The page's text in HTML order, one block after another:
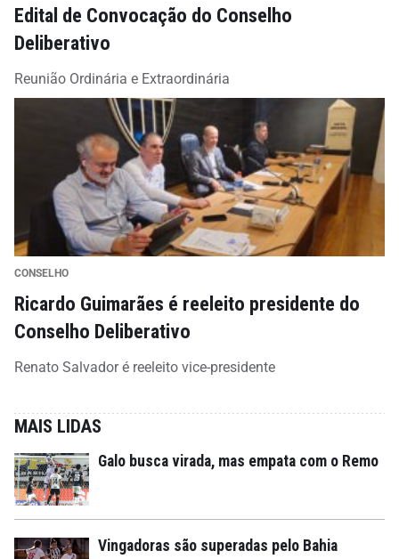
Edital de Convocação do Conselho
Deliberativo
Reunião Ordinária e Extraordinária
CONSELHO
Ricardo Guimarães é reeleito presidente do
Conselho Deliberativo
Renato Salvador é reeleito vice-presidente
MAIS LIDAS
Galo busca virada, mas empata com o Remo
Vingadoras são superadas pelo Bahia